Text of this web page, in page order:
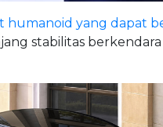
humanoid yang dapat
stabilitas